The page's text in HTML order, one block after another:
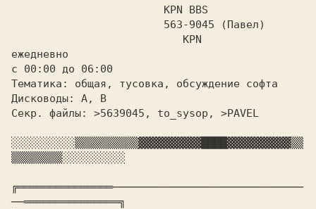
ежедневно
с 00:00 до 06:00
Тематика: общая, тусовка, обсуждение софта
Дисководы: A,
Секр. файлы: >5639045, to_sysop, >PAVEL
░░░░░░░░░░▒▒▒▒▒▒▒▒▒▒▓▓▓▓▓▓▓▓▓▓ ▓▓▓▓▓▓▓▓▓▓▒▒
▒▒▒▒▒▒▒▒░░░░░░░░░░
╔═══════════════──────────────────────────────
──═══════════════╗